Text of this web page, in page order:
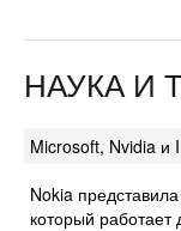
НАУКА И
Microsoft, Nvidia и
Nokia
который работает